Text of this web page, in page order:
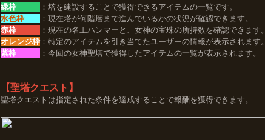
緑枠
：塔を建設することで獲得できるアイテムの一覧です。
水色枠
：現在塔が何階層まで進んでいるかの状況が確認できます。
赤枠
：現在の名工ハンマーと、女神の宝珠の所持数を確認できます。
オレンジ枠 ：特定のアイテムを引き当てたユーザーの情報が表示されます。
紫枠
：今回の女神聖塔で獲得したアイテムの一覧が表示されます。
【聖塔クエスト】
聖塔クエストは指定された条件を達成することで報酬を獲得できます。